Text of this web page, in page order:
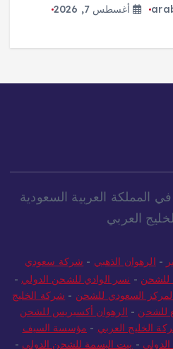
أغسطس 7, 2026
المملكة العربية السعودية
العربي
- الرهوان الذهبي - شركة سعودي
للشحن - نسر الوادي للشحن الدولي -
السعودي للشحن - شركة الخليج
للشحن - الرهوان أكسبريس للشحن
الخليج العربي - مؤسسة السيف
- بيت البسمة للشحن الدولي -